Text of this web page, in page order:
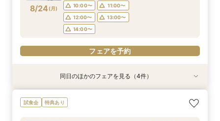
19:00〜
フェアを予約
14:00〜
フェアを予約
19:00〜
フェアを予約
フェアを予約
8/24 (月) 10:00〜
11:00〜
12:00〜
13:00〜
14:00〜
フェアを予約
特典あり
＼8月31日までのご来館限定／【 豪華特典付き
フェア 】お理重視の方必見！ミシュラン一つ星
特典あり
【限定BIGフェア】お料理重視の方必見！ ミシュ
ラン一つ星出身シェフが作る 仔牛フィレ肉のフ
特典あり
【限定BIGフェア】お料理重視の方必見！ ミシュ
ラン一つ星出身シェフが作る 仔牛フィレ肉のフ
特典あり
【お仕事帰りのお二人へ♪】美食フレンチも食べ
れる、90分クイック相談会！
同日のほかのフェアを見る（4件）
試食会 特典あり